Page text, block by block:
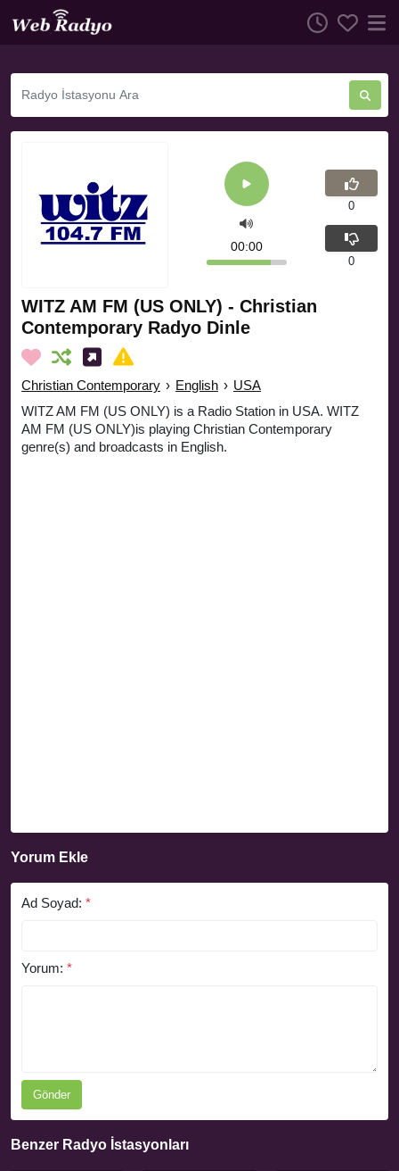
WITZ AM FM (US ONLY) - Christian
Contemporary Radyo Dinle
Christian Contemporary › English › USA
WITZ AM FM (US ONLY) is a Radio Station in USA. WITZ
AM FM (US ONLY)is playing Christian Contemporary
genre(s) and broadcasts in English.
00:00
0
0
Yorum Ekle
Ad Soyad: *
Yorum: *
Gönder
Benzer Radyo İstasyonları